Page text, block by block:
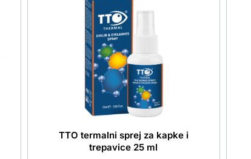
TTO termalni sprej za kapke i
trepavice 25 ml